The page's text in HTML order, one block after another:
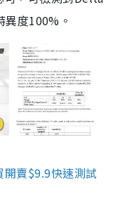
度100%。
賣$9.9快速測試